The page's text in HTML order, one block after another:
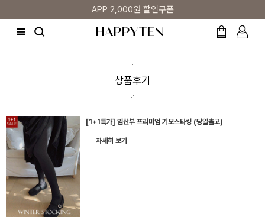
APP 2,000원 할인쿠폰
상품후기
[1+1특가] 임산부 프리미엄 기모스타킹 (당일출고)
자세히 보기